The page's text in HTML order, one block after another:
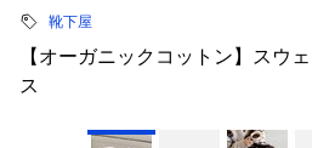
靴下屋
【オーガニックコットン】スウ
ス